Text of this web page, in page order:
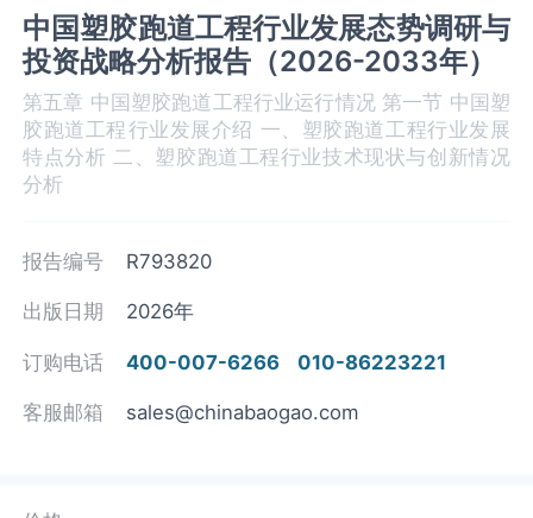
中国塑胶跑道工程行业发展态势调研与
投资战略分析报告（2026-2033年）
第五章 中国塑胶跑道工程‌‌‌行业运行情况 第一节 中国塑
胶跑道工程‌‌‌行业发展介绍 一、塑胶跑道工程行业发展
特点分析 二、塑胶跑道工程行业技术现状与创新情况
分析
报告编号 R793820
出版日期 2026年
订购电话 400-007-6266 010-86223221
客服邮箱 sales@chinabaogao.com